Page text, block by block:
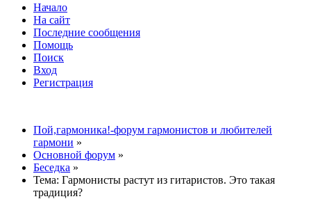
Начало
На сайт
Последние сообщения
Помощь
Поиск
Вход
Регистрация
Пой,гармоника!-форум гармонистов и любителей
гармони »
Основной форум »
Беседка »
Тема: Гармонисты растут из гитаристов. Это такая
традиция?